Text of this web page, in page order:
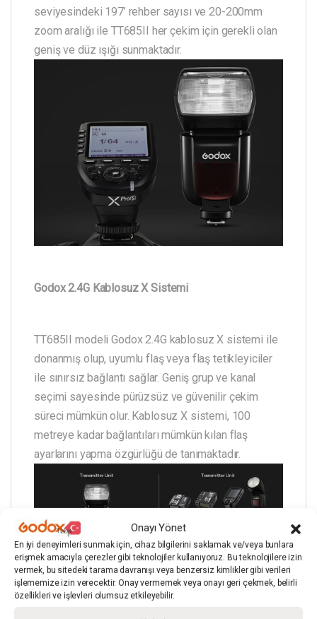
Onayı Yönet
En iyi deneyimleri sunmak için, cihaz bilgilerini saklamak ve/veya bunlara
erişmek amacıyla çerezler gibi teknolojiler kullanıyoruz. Bu teknolojilere izin
vermek, bu sitedeki tarama davranışı veya benzersiz kimlikler gibi verileri
işlememize izin verecektir. Onay vermemek veya onayı geri çekmek, belirli
özellikleri ve işlevleri olumsuz etkileyebilir.
seviyesindeki 197’ rehber sayısı ve 20-200mm
zoom aralığı ile TT685II her çekim için gerekli olan
geniş ve düz ışığı sunmaktadır.
Godox 2.4G Kablosuz X Sistemi
TT685II modeli Godox 2.4G kablosuz X sistemi ile
donanmış olup, uyumlu flaş veya flaş tetikleyiciler
ile sınırsız bağlantı sağlar. Geniş grup ve kanal
seçimi sayesinde pürüzsüz ve güvenilir çekim
süreci mümkün olur. Kablosuz X sistemi, 100
metreye kadar bağlantıları mümkün kılan flaş
ayarlarını yapma özgürlüğü de tanımaktadır.